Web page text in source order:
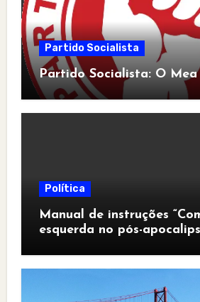
Partido Socialista
Partido Socialista: O Mea
Política
Manual de instruções
esquerda no pós-